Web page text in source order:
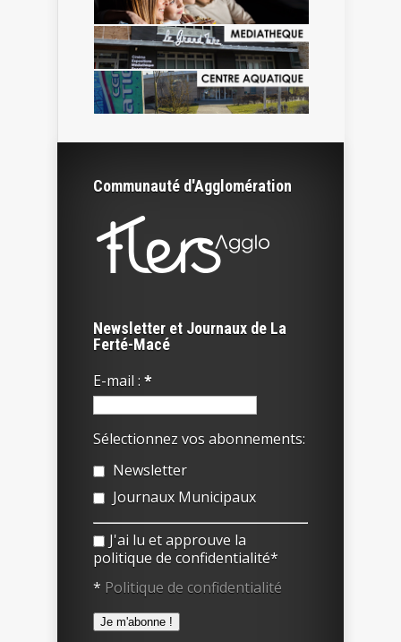
Communauté d'Agglomération
Newsletter et Journaux de La
Ferté-Macé
E-mail : *
Sélectionnez vos abonnements:
Newsletter
Journaux Municipaux
J'ai lu et approuve la
politique de confidentialité*
* Politique de confidentialité